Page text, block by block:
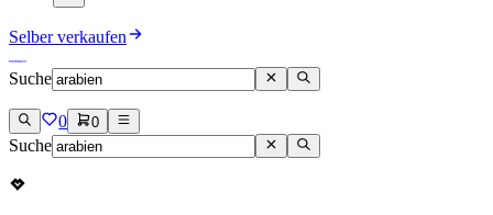
Selber verkaufen
Suche
0 0
Suche